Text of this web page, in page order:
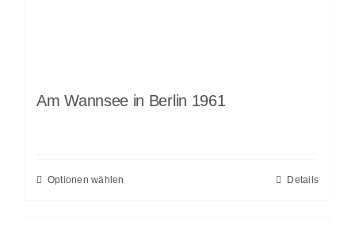
Am Wannsee in Berlin 1961
Optionen wählen Details